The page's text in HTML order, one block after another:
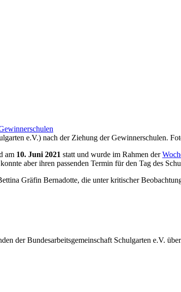
e.V.) nach der Ziehung der Gewinnerschulen.
am 10. Juni 2021 statt und wurde im Rahmen der
aber ihren passenden Termin für den Tag des
Gräfin Bernadotte, die unter kritischer
der Bundesarbeitsgemeinschaft Schulgarten e.V.